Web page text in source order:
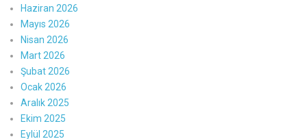
Haziran 2026
Mayıs 2026
Nisan 2026
Mart 2026
Şubat 2026
Ocak 2026
Aralık 2025
Ekim 2025
Eylül 2025